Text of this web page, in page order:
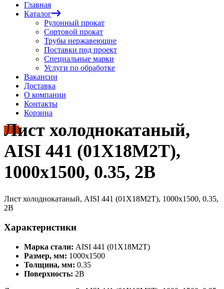
Главная
Каталог
Рулонный прокат
Сортовой прокат
Трубы нержавеющие
Поставки под проект
Специальные марки
Услуги по обработке
Вакансии
Доставка
О компании
Контакты
Корзина
Лист холоднокатаный,
AISI 441 (01Х18М2Т),
1000х1500, 0.35, 2B
Лист холоднокатаный, AISI 441 (01Х18М2Т), 1000х1500, 0.35,
2B
Характеристики
Марка стали: AISI 441 (01Х18М2Т)
Размер, мм: 1000х1500
Толщина, мм: 0.35
Поверхность: 2B